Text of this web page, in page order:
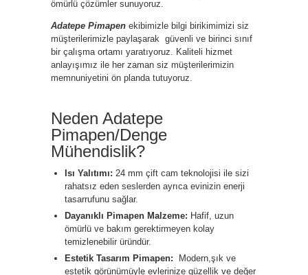
ömürlü çözümler sunuyoruz.
Adatepe Pimapen ekibimizle bilgi birikimimizi siz
müşterilerimizle paylaşarak güvenli ve birinci sınıf
bir çalışma ortamı yaratıyoruz. Kaliteli hizmet
anlayışımız ile her zaman siz müşterilerimizin
memnuniyetini ön planda tutuyoruz.
Neden Adatepe
Pimapen/Denge
Mühendislik?
Isı Yalıtımı: 24 mm çift cam teknolojisi ile sizi
rahatsız eden seslerden ayrıca evinizin enerji
tasarrufunu sağlar.
Dayanıklı Pimapen Malzeme: Hafif, uzun
ömürlü ve bakım gerektirmeyen kolay
temizlenebilir üründür.
Estetik Tasarım Pimapen:
Modern,şık ve
estetik görünümüyle evlerinize güzellik ve değer